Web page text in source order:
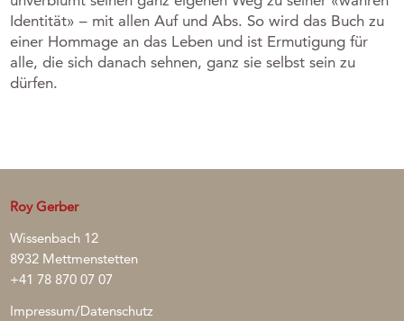
Identität» – mit allen Auf und Abs. So wird das Buch zu
einer Hommage an das Leben und ist Ermutigung für
alle, die sich danach sehnen, ganz sie selbst sein zu
dürfen.
Roy Gerber
Wissenbach 12
8932 Mettmenstetten
+41 78 870 07 07
Impressum/Datenschutz